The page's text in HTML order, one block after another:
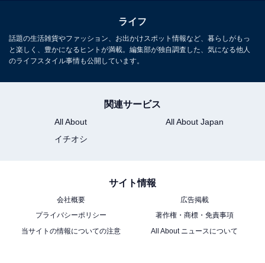
ライフ
話題の生活雑貨やファッション、お出かけスポット情報など、暮らしがもっ
と楽しく、豊かになるヒントが満載。編集部が独自調査した、気になる他人
のライフスタイル事情も公開しています。
関連サービス
All About
All About Japan
イチオシ
サイト情報
会社概要
広告掲載
プライバシーポリシー
著作権・商標・免責事項
当サイトの情報についての注意
All About ニュースについて